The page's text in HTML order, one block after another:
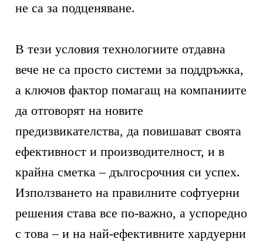
не са за подценяване.
В тези условия технологиите отдавна
вече не са просто системи за поддръжка,
а ключов фактор помагащ на компаниите
да отговорят на новите
предизвикателства, да повишават своята
ефективност и производителност, и в
крайна сметка – дългосрочния си успех.
Използването на правилните софтуерни
решения става все по-важно, а успоредно
с това – и на най-ефективните хардуерни